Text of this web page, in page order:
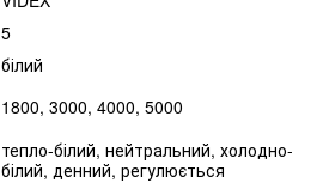
5
білий
1800, 3000, 4000, 5000
тепло-білий, нейтральний, холодно-
білий, денний, регулюється